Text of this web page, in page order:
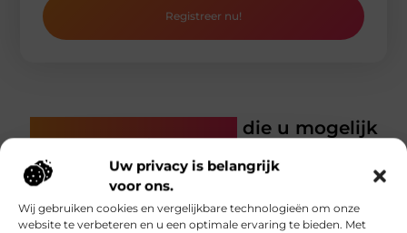
Uw privacy is belangrijk
voor ons.
Wij gebruiken cookies en vergelijkbare technologieën om onze
website te verbeteren en u een optimale ervaring te bieden. Met
Registreer nu!
die u mogelijk
interesseren